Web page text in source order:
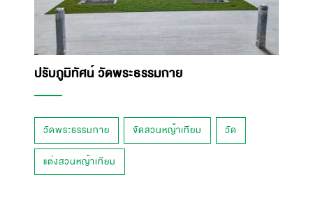
ปรับภูมิทัศน์ วัดพระธรรมกาย
วัดพระธรรมกาย จัดสวนหญ้าเทียม วัด
แต่งสวนหญ้าเทียม